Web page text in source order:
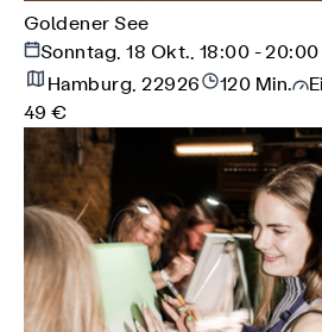
Goldener See
Sonntag, 18 Okt., 18:00 - 20:00
Hamburg, 22926
120 Min.
49 €